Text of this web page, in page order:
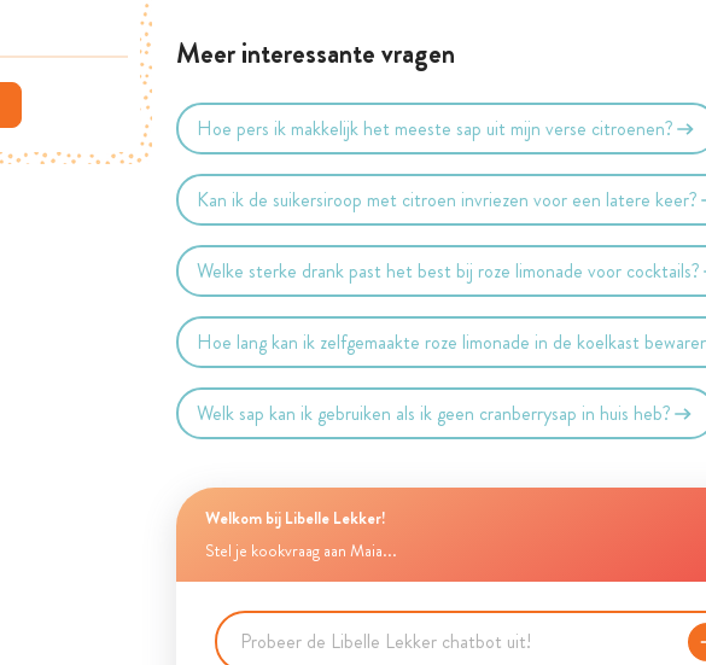
Meer interessante vragen
Hoe pers ik makkelijk het meeste sap uit mijn verse citroenen?
Kan ik de suikersiroop met citroen invriezen voor een latere keer?
Welke sterke drank past het best bij roze limonade voor cocktails?
Hoe lang kan ik zelfgemaakte roze limonade in de koelkast
Welk sap kan ik gebruiken als ik geen cranberrysap in huis heb?
Welkom bij Libelle Lekker!
Stel je kookvraag aan Maia...